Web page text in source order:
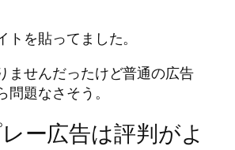
を貼ってました。
ませんだったけど普通の広告
問題なさそう。
ー広告は評判がよ